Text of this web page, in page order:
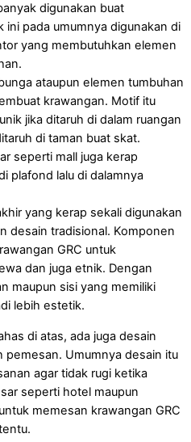
digunakan buat
ini pada umumnya digunakan di
yang membutuhkan elemen
ataupun elemen tumbuhan
krawangan. Motif itu
jika ditaruh di dalam ruangan
di taman buat skat.
seperti mall juga kerap
plafond lalu di dalamnya
yang kerap sekali digunakan
desain tradisional. Komponen
GRC untuk
dan juga etnik. Dengan
maupun sisi yang memiliki
lebih estetik.
di atas, ada juga desain
Umumnya desain itu
agar tidak rugi ketika
seperti hotel maupun
memesan krawangan GRC